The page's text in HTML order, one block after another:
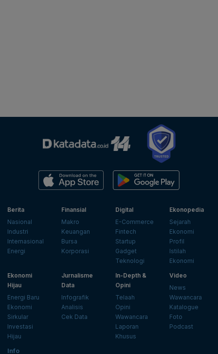
Berita
Nasional
Industri
Internasional
Energi
Finansial
Makro
Keuangan
Bursa
Korporasi
Digital
E-Commerce
Fintech
Startup
Gadget
Teknologi
Ekonopedia
Sejarah
Ekonomi
Profil
Istilah
Ekonomi
Ekonomi
Hijau
Energi Baru
Ekonomi
Sirkular
Investasi
Hijau
Jurnalisme
Data
Infografik
Analisis
Cek Data
In-Depth &
Opini
Telaah
Opini
Wawancara
Laporan
Khusus
Video
News
Wawancara
Katalogue
Foto
Podcast
Info